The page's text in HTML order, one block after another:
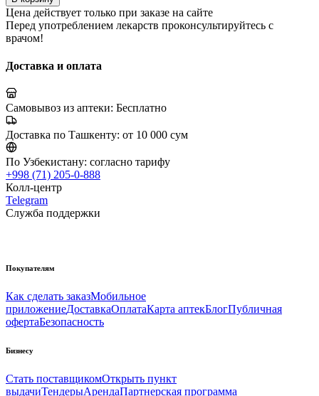
Цена действует только при заказе на сайте
Перед употреблением лекарств проконсультируйтесь с
врачом!
Доставка и оплата
Самовывоз из аптеки: Бесплатно
Доставка по Ташкенту: от 10 000 сум
По Узбекистану: согласно тарифу
+998 (71) 205-0-888
Колл-центр
Telegram
Служба поддержки
Покупателям
Как сделать заказМобильное
приложениеДоставкаОплатаКарта аптекБлогПубличная
офертаБезопасность
Бизнесу
Стать поставщикомОткрыть пункт
выдачиТендерыАрендаПартнерская программа